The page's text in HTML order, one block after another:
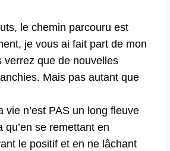
le chemin parcouru est
je vous ai fait part de mon
verrez que de nouvelles
Mais pas autant que
vie n’est PAS un long fleuve
qu’en se remettant en
le positif et en ne lâchant